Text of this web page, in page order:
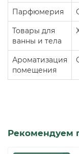
Парфюмерия
Товары для
ванны и тела
Ароматизация
помещения
Рекомендуем